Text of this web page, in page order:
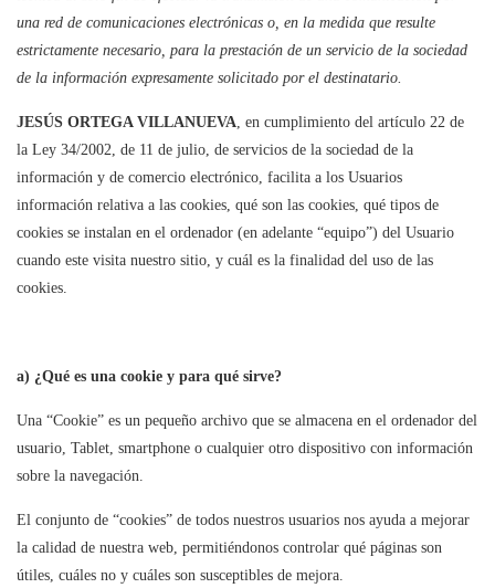
una red de comunicaciones electrónicas o, en la medida que resulte
estrictamente necesario, para la prestación de un servicio de la sociedad
de la información expresamente solicitado por el destinatario.
JESÚS ORTEGA VILLANUEVA, en cumplimiento del artículo 22 de
la Ley 34/2002, de 11 de julio, de servicios de la sociedad de la
información y de comercio electrónico, facilita a los Usuarios
información relativa a las cookies, qué son las cookies, qué tipos de
cookies se instalan en el ordenador (en adelante “equipo”) del Usuario
cuando este visita nuestro sitio, y cuál es la finalidad del uso de las
cookies.
a) ¿Qué es una cookie y para qué sirve?
Una “Cookie” es un pequeño archivo que se almacena en el ordenador del
usuario, Tablet, smartphone o cualquier otro dispositivo con información
sobre la navegación.
El conjunto de “cookies” de todos nuestros usuarios nos ayuda a mejorar
la calidad de nuestra web, permitiéndonos controlar qué páginas son
útiles, cuáles no y cuáles son susceptibles de mejora.